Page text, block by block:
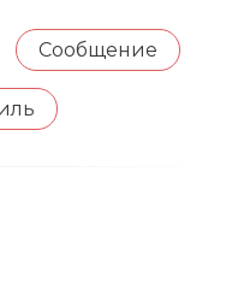
Сообщение